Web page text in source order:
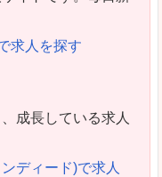
求人を探す
成長している求人
ディード)で求人